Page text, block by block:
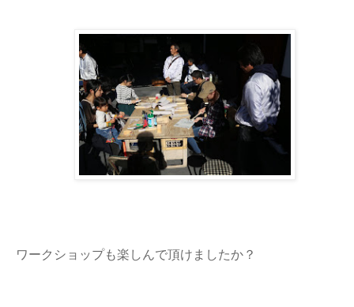
ワークショップも楽しんで頂けましたか？